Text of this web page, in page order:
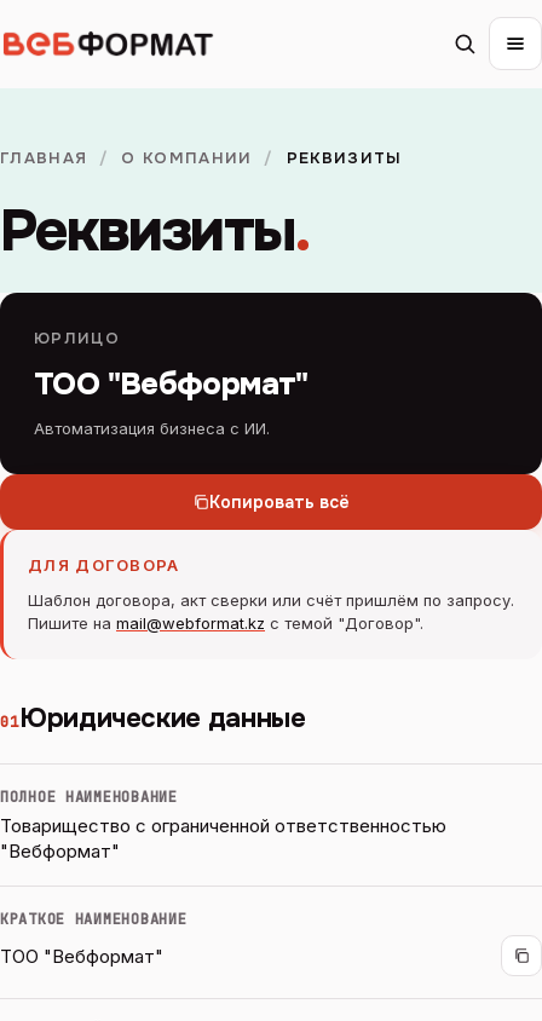
ГЛАВНАЯ / О КОМПАНИИ / РЕКВИЗИТЫ
Реквизиты.
ЮРЛИЦО
ТОО "Вебформат"
Автоматизация бизнеса с ИИ.
Копировать всё
ДЛЯ ДОГОВОРА
Шаблон договора, акт сверки или счёт пришлём по запросу.
Пишите на mail@webformat.kz с темой "Договор".
01Юридические данные
ПОЛНОЕ НАИМЕНОВАНИЕ
Товарищество с ограниченной ответственностью
"Вебформат"
КРАТКОЕ НАИМЕНОВАНИЕ
ТОО "Вебформат"